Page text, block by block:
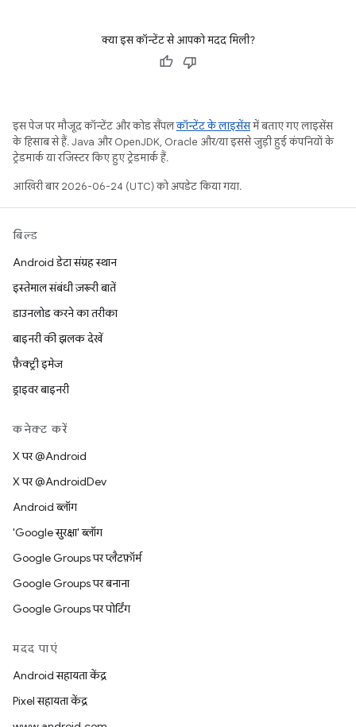
क्या इस कॉन्टेंट से आपको मदद मिली?
इस पेज पर मौजूद कॉन्टेंट और कोड सैंपलकॉन्टेंट के लाइसेंसमें बताए गए लाइसेंस
के हिसाब से हैं. Java और OpenJDK, Oracle और/या इससे जुड़ी हुई कंपनियों के
ट्रेडमार्क या रजिस्टर किए हुए ट्रेडमार्क हैं.
आखिरी बार 2026-06-24 (UTC) को अपडेट किया गया.
बिल्ड
Android डेटा संग्रह स्थान
इस्तेमाल संबंधी ज़रूरी बातें
डाउनलोड करने का तरीका
बाइनरी की झलक देखें
फ़ैक्ट्री इमेज
ड्राइवर बाइनरी
कनेक्ट करें
X पर @Android
X पर @AndroidDev
Android ब्लॉग
'Google सुरक्षा' ब्लॉग
Google Groups पर प्लैटफ़ॉर्म
Google Groups पर बनाना
Google Groups पर पोर्टिंग
मदद पाएं
Android सहायता केंद्र
Pixel सहायता केंद्र